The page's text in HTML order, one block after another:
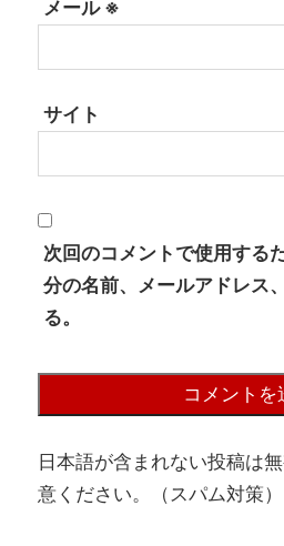
メール ※
サイト
次回のコメントで使用する
分の名前、メールアドレス
る。
日本語が含まれない投稿は
意ください。（スパム対策）